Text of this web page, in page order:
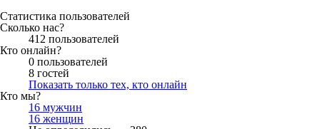
Статистика пользователей
Сколько нас?
412 пользователей
Кто онлайн?
0 пользователей
8 гостей
Показать только тех, кто онлайн
Кто мы?
16 мужчин
16 женщин